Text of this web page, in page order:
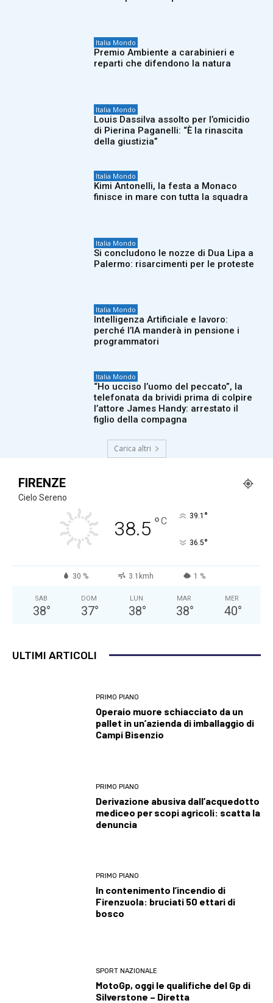
Italia Mondo
Premio Ambiente a carabinieri e
reparti che difendono la natura
Italia Mondo
Louis Dassilva assolto per l’omicidio
di Pierina Paganelli: “È la rinascita
della giustizia”
Italia Mondo
Kimi Antonelli, la festa a Monaco
finisce in mare con tutta la squadra
Italia Mondo
Si concludono le nozze di Dua Lipa a
Palermo: risarcimenti per le proteste
Italia Mondo
Intelligenza Artificiale e lavoro:
perché l’IA manderà in pensione i
programmatori
Italia Mondo
“Ho ucciso l’uomo del peccato”, la
telefonata da brividi prima di colpire
l’attore James Handy: arrestato il
figlio della compagna
Carica altri
FIRENZE
Cielo Sereno
38.5 °C 39.1 °
36.5°
30 % 3.1kmh 1 %
SAB
38°
DOM
37°
LUN
38°
MAR
38°
MER
40°
ULTIMI ARTICOLI
PRIMO PIANO
Operaio muore schiacciato da un
pallet in un’azienda di imballaggio di
Campi Bisenzio
PRIMO PIANO
Derivazione abusiva dall’acquedotto
mediceo per scopi agricoli: scatta la
denuncia
PRIMO PIANO
In contenimento l’incendio di
Firenzuola: bruciati 50 ettari di
bosco
SPORT NAZIONALE
MotoGp, oggi le qualifiche del Gp di
Silverstone – Diretta